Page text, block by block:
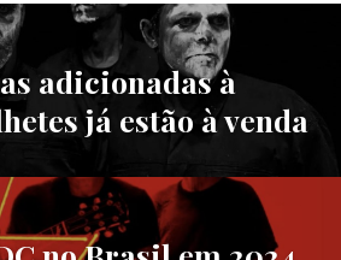
adicionadas à
já estão à venda